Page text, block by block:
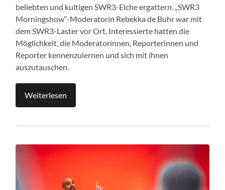
beliebten und kultigen SWR3-Elche ergattern. „SWR3
Morningshow“-Moderatorin Rebekka de Buhr war mit
dem SWR3-Laster vor Ort. Interessierte hatten die
Möglichkeit, die Moderatorinnen, Reporterinnen und
Reporter kennenzulernen und sich mit ihnen
auszutauschen.
Weiterlesen